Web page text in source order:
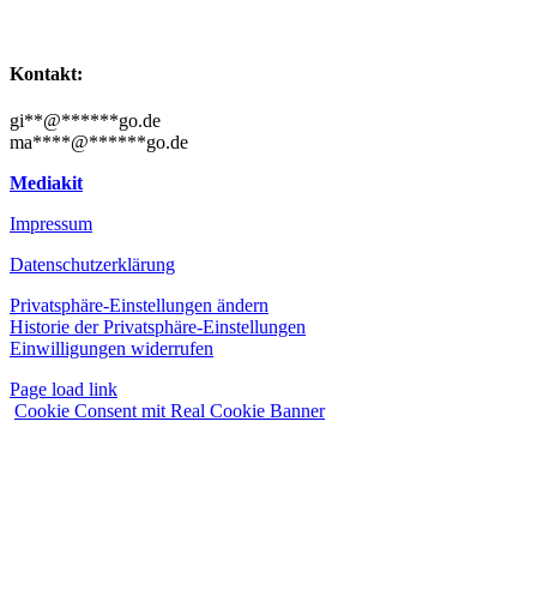
Kontakt:
gi**@******go.de
ma****@******go.de
Mediakit
Impressum
Datenschutzerklärung
Privatsphäre-Einstellungen ändern
Historie der Privatsphäre-Einstellungen
Einwilligungen widerrufen
Page load link
Cookie Consent mit Real Cookie Banner